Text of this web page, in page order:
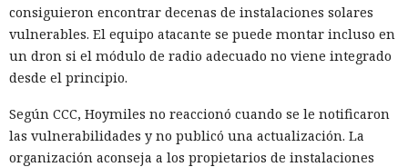
consiguieron encontrar decenas de instalaciones solares
vulnerables. El equipo atacante se puede montar incluso en
un dron si el módulo de radio adecuado no viene integrado
desde el principio.
Según CCC, Hoymiles no reaccionó cuando se le notificaron
las vulnerabilidades y no publicó una actualización. La
organización aconseja a los propietarios de instalaciones